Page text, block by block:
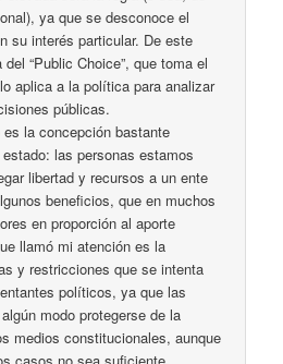
ya que se desconoce el
su interés particular. De este
“Public Choice”, que toma el
aplica a la política para analizar
públicas.
la concepción bastante
las personas estamos
libertad y recursos a un ente
beneficios, que en muchos
en proporción al aporte
llamó mi atención es la
y restricciones que se intenta
políticos, ya que las
modo protegerse de la
medios constitucionales, aunque